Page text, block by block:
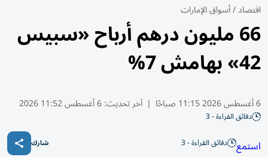
اقتصاد/أسواق الإمارات
66 مليون درهم أرباح «سبيس
42» بهامش 7%
6 أغسطس 2026 11:15 صباحًا | آخر تحديث:6 أغسطس 11:52 2026
دقائق القراءة - 3
استمع دقائق القراءة - 3 شارك